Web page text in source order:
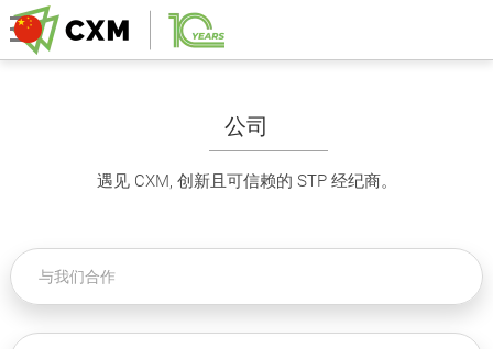
公司
遇见 CXM, 创新且可信赖的 STP 经纪商。
与我们合作